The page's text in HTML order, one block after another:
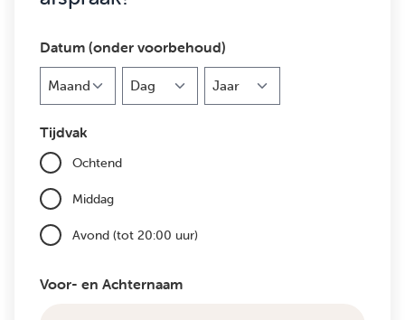
Datum (onder voorbehoud)
Tijdvak
Ochtend
Middag
Avond (tot 20:00 uur)
Voor- en Achternaam